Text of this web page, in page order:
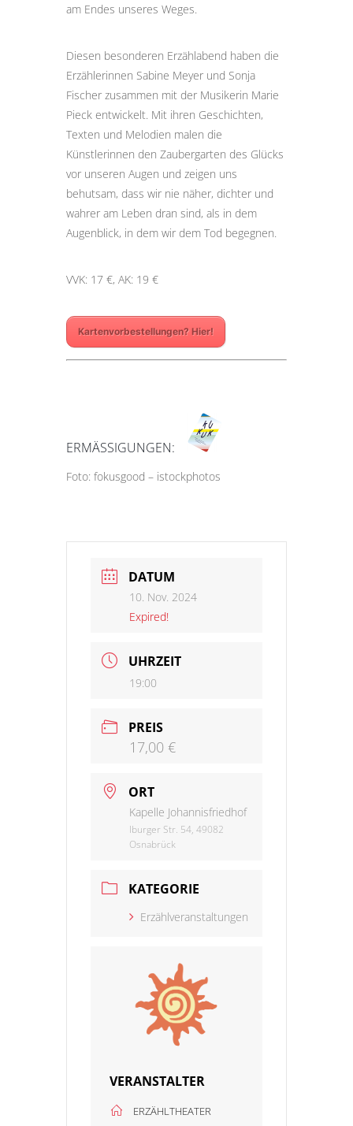
am Endes unseres Weges.
Diesen besonderen Erzählabend haben die
Erzählerinnen Sabine Meyer und Sonja
Fischer zusammen mit der Musikerin Marie
Pieck entwickelt. Mit ihren Geschichten,
Texten und Melodien malen die
Künstlerinnen den Zaubergarten des Glücks
vor unseren Augen und zeigen uns
behutsam, dass wir nie näher, dichter und
wahrer am Leben dran sind, als in dem
Augenblick, in dem wir dem Tod begegnen.
VVK: 17 €, AK: 19 €
Kartenvorbestellungen? Hier!
ERMÄSSIGUNGEN:
Foto: fokusgood – istockphotos
DATUM
10. Nov. 2024
Expired!
UHRZEIT
19:00
PREIS
17,00 €
ORT
Kapelle Johannisfriedhof
Iburger Str. 54, 49082
Osnabrück
KATEGORIE
Erzählveranstaltungen
VERANSTALTER
ERZÄHLTHEATER